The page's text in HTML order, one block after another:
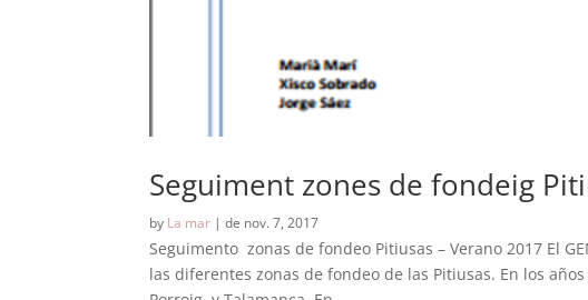
Seguiment zones de fondeig
by La mar |de nov. 7, 2017
Seguimento zonas de fondeo Pitiusas – Verano 2017 El
las diferentes zonas de fondeo de las Pitiusas. En los